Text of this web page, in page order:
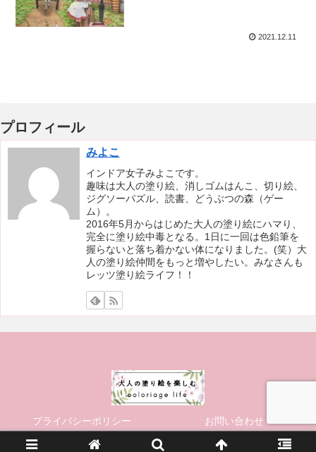
2021.12.11
プロフィール
みよこ
インドア女子みよこです。
趣味は大人の塗り絵、消しゴムはんこ、切り絵、
ジグソーパズル、読書、どうぶつの森（ゲー
ム）。
2016年5月からはじめた大人の塗り絵にハマり、
完全に塗り絵中毒となる。1日に一回は色鉛筆を
握らないと落ち着かない体になりました。(笑）大
人の塗り絵仲間をもっと増やしたい。みなさんも
レッツ塗り絵ライフ！！
プライバシーポリシー お問い合わせ
© 2019 大人の塗り絵を楽しむ ~coloriage life~.